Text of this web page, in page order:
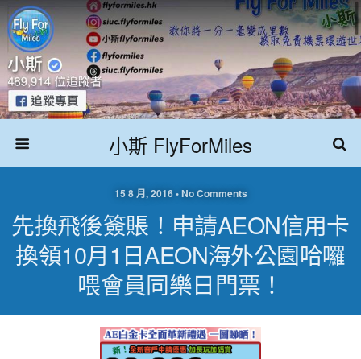
小斯 FlyForMiles
15 8 月, 2016 • No Comments
先換飛後簽賬！申請AEON信用卡
換領10月1日AEON海外公園哈囉
喂會員同樂日門票！